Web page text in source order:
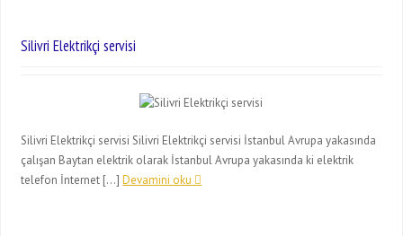
Silivri Elektrikçi servisi
Silivri Elektrikçi servisi Silivri Elektrikçi servisi İstanbul Avrupa yakasında
çalışan Baytan elektrik olarak İstanbul Avrupa yakasında ki elektrik
telefon İnternet […]Devamini oku